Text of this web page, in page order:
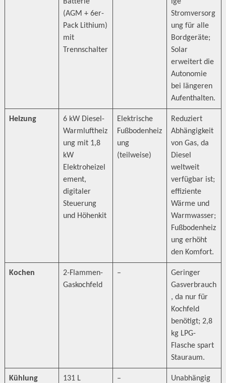
(AGM + 6er-
Pack Lithium)
mit
Trennschalter
Stromversorg
ung für alle
Bordgeräte;
Solar
erweitert die
Autonomie
bei längeren
Aufenthalten.
Heizung
6 kW Diesel-
Warmluftheiz
ung mit 1,8
kW
Elektroheizel
ement,
digitaler
Steuerung
und Höhenkit
Elektrische
Fußbodenheiz
ung
(teilweise)
Reduziert
Abhängigkeit
von Gas, da
Diesel
weltweit
verfügbar ist;
effiziente
Wärme und
Warmwasser;
Fußbodenheiz
ung erhöht
den Komfort.
Kochen
2-Flammen-
Gaskochfeld
–
Geringer
Gasverbrauch
, da nur für
Kochfeld
benötigt; 2,8
kg LPG-
Flasche spart
Stauraum.
Kühlung
131 L
–
Unabhängig